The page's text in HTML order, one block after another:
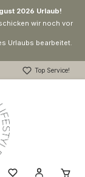
2026 Urlaub!
wir noch vor
Urlaubs bearbeitet.
Top Service!
Du hast 0